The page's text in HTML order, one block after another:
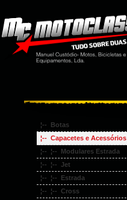
¦-- Botas
¦-- Capacetes e Acessórios
¦-- ¦-- Modulares Estrada
¦-- ¦-- Jet
¦-- ¦-- Estrada
¦-- ¦-- Cross